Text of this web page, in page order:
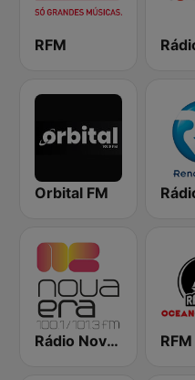
RFM
Orbital FM
Rádio Nova Era